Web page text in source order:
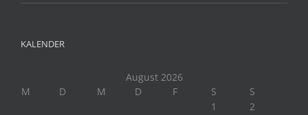
KALENDER
August 2026
M
D M D F S
S
1
2